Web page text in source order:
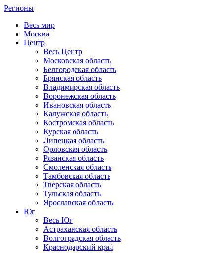
Регионы
Весь мир
Москва
Центр
Весь Центр
Московская область
Белгородская область
Брянская область
Владимирская область
Воронежская область
Ивановская область
Калужская область
Костромская область
Курская область
Липецкая область
Орловская область
Рязанская область
Смоленская область
Тамбовская область
Тверская область
Тульская область
Ярославская область
Юг
Весь Юг
Астраханская область
Волгоградская область
Краснодарский край